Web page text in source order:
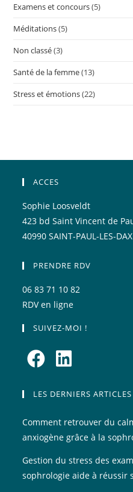
Examens et concours(5)
Méditations(5)
Non classé(3)
Santé de la femme(13)
Stress et émotions(22)
ACCES
Sophie Loosveldt
423 bd Saint Vincent de
40990 SAINT-PAUL-LES-DAX
PRENDRE RDV
06 83 71 10 82
RDV en ligne
SUIVEZ-MOI !
dans
nouvel
onglet
dans
nouvel
onglet
LES DERNIERS ARTICLES
Comment retrouver du
anxiogène grâce à la
Gestion du stress des
sophrologie aide à réussir